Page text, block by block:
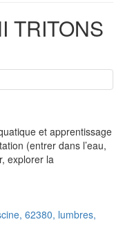
TRITONS
et apprentissage
(entrer dans l’eau,
explorer la
62380, lumbres,